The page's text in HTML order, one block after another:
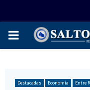
PRIMARY
Destacadas Economía Entre